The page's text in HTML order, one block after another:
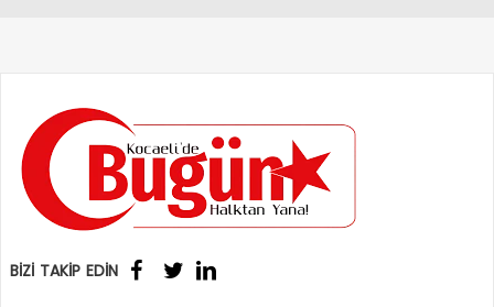
BİZİ TAKİP EDİN